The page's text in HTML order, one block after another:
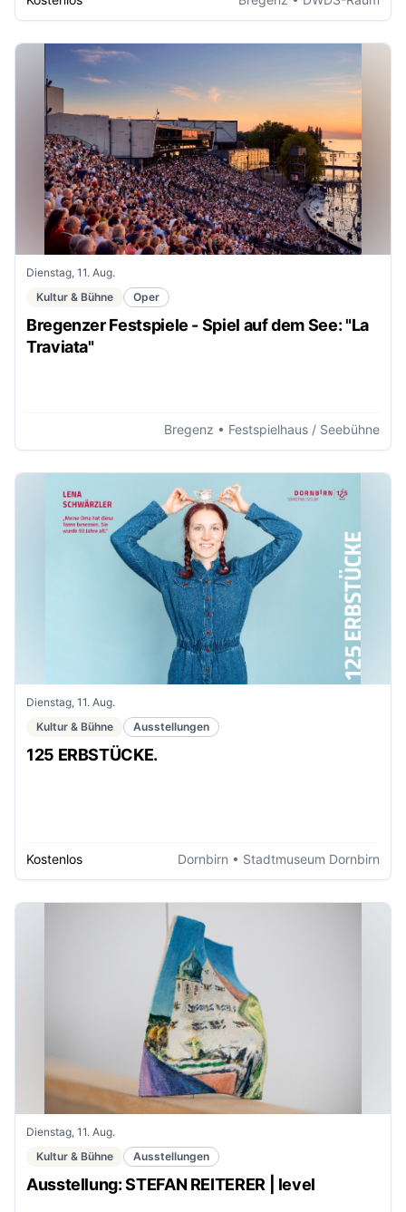
Dienstag, 11. Aug.
Kultur & Bühne
Oper
Bregenzer Festspiele - Spiel auf dem See: "La
Traviata"
Bregenz • Festspielhaus / Seebühne
Dienstag, 11. Aug.
Kultur & Bühne
Ausstellungen
125 ERBSTÜCKE.
Kostenlos Dornbirn • Stadtmuseum Dornbirn
Dienstag, 11. Aug.
Kultur & Bühne
Ausstellungen
Ausstellung: STEFAN REITERER | level